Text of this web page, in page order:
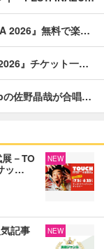
2026』無料で楽…
』チケット一…
の佐野晶哉が合唱…
－TO
ッ…
NEW
記事
NEW